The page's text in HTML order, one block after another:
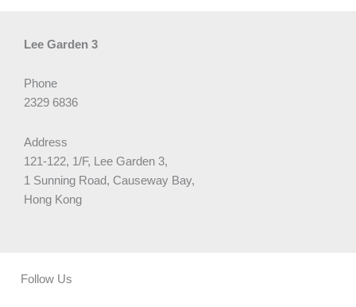
Lee Garden 3
Phone
2329 6836
Address
121-122, 1/F, Lee Garden 3,
1 Sunning Road, Causeway Bay,
Hong Kong
Follow Us